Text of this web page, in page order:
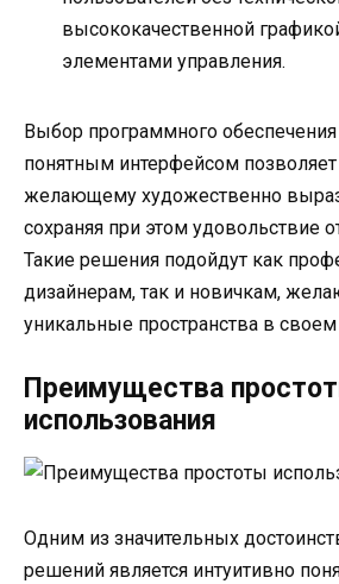
высококачественной
элементами управления.
Выбор программного обеспечения
понятным интерфейсом
желающему художественно
сохраняя при этом удовольствие
Такие решения подойдут как
дизайнерам, так и новичкам,
уникальные пространства в
Преимущества
использования
Одним из значительных
решений является интуитивно